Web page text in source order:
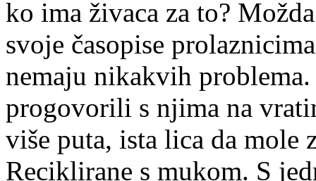
ko ima živaca za to?
svoje časopise
nemaju nikakvih
progovorili s njima na
više puta, ista lica da mole
Reciklirane s mukom. S